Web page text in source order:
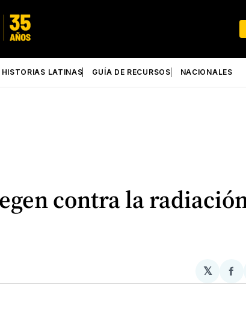
HISTORIAS LATINAS GUÍA DE RECURSOS NACIONALES
contra la
𝕏
en